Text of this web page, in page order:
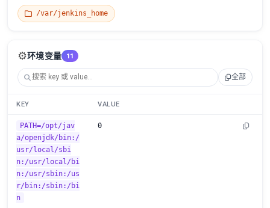
/var/jenkins_home
⚙️环境变量 11
全部
KEY VALUE
PATH=/opt/jav
a/openjdk/bin:/
usr/local/sbi
n:/usr/local/bi
n:/usr/sbin:/us
r/bin:/sbin:/bi
n
0